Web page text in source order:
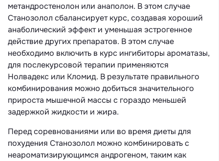
метандростенолон или анаполон. В этом случае
Станозолол сбалансирует курс, создавая хороший
анаболический эффект и уменьшая эстрогенное
действие других препаратов. В этом случае
необходимо включить в курс ингибиторы ароматазы,
для послекурсовой терапии применяются
Нолвадекс или Кломид. В результате правильного
комбинирования можно добиться значительного
прироста мышечной массы с гораздо меньшей
задержкой жидкости и жира.
Перед соревнованиями или во время диеты для
похудения Станозолол можно комбинировать с
неароматизирующимся андрогеном, таким как